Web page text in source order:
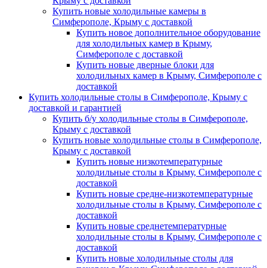
Купить новые холодильные камеры в
Симферополе, Крыму с доставкой
Купить новое дополнительное оборудование
для холодильных камер в Крыму,
Симферополе с доставкой
Купить новые дверные блоки для
холодильных камер в Крыму, Симферополе с
доставкой
Купить холодильные столы в Симферополе, Крыму с
доставкой и гарантией
Купить б/у холодильные столы в Симферополе,
Крыму с доставкой
Купить новые холодильные столы в Симферополе,
Крыму с доставкой
Купить новые низкотемпературные
холодильные столы в Крыму, Симферополе с
доставкой
Купить новые средне-низкотемпературные
холодильные столы в Крыму, Симферополе с
доставкой
Купить новые среднетемпературные
холодильные столы в Крыму, Симферополе с
доставкой
Купить новые холодильные столы для